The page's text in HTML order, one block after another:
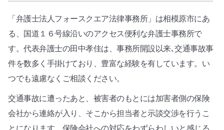
「弁護士法人フォースクエア法律事務所」は相模原市にあ
る、国道１６号線沿いのアクセス便利な弁護士事務所で
す。代表弁護士の田中孝佳は、事務所開設以来､交通事故事
件を数多く手掛けており、豊富な経験を有しています。い
つでも遠慮なくご相談ください。
交通事故に遭ったあと、被害者のもとには加害者側の保険
会社から連絡が入り、そこから担当者と示談交渉を行うこ